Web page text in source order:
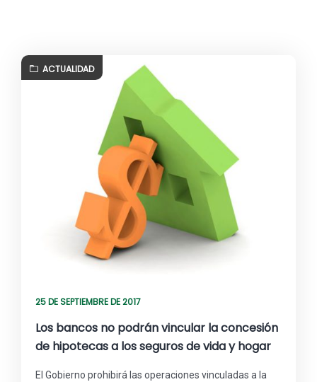
ACTUALIDAD
25 DE SEPTIEMBRE DE 2017
Los bancos no podrán vincular la concesión
de hipotecas a los seguros de vida y hogar
El Gobierno prohibirá las operaciones vinculadas a la